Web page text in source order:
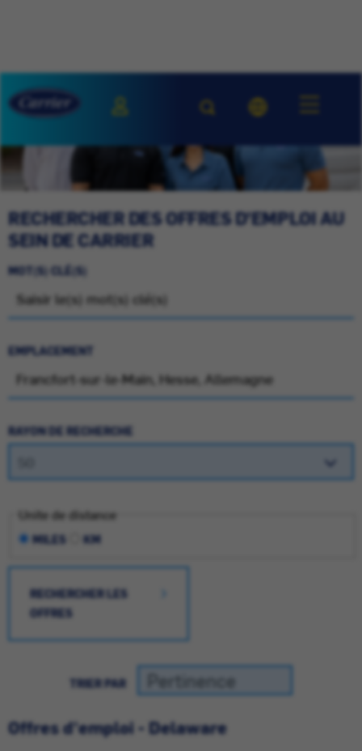
RECHERCHER DES OFFRES D'EMPLOI AU
SEIN DE CARRIER
MOT(S) CLÉ(S)
EMPLACEMENT
RAYON DE RECHERCHE
Unite de distance
MILES KM
RECHERCHER LES
OFFRES
TRIER PAR
Offres d'emploi - Delaware